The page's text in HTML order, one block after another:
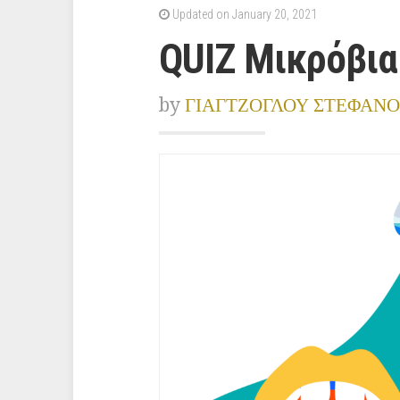
Updated on January 20, 2021
QUIZ
by ΓΙΑΓΤΖΟΓΛΟΥ